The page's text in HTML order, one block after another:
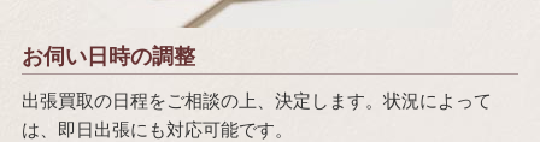
お伺い日時の調整
出張買取の日程をご相談の上、決定します。状況によって
は、即日出張にも対応可能です。